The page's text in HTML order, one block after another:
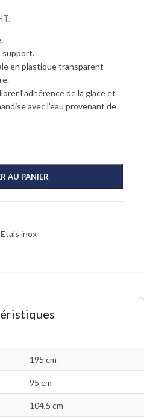
support.
en plastique transparent
l’adhérence de la glace et
avec l’eau provenant de
AU PANIER
Etals inox
195 cm
95 cm
104,5 cm